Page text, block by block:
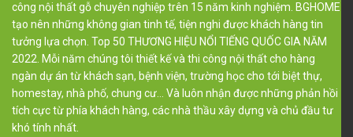
công nội thất gỗ chuyên nghiệp trên 15 năm kinh nghiệm. BGHOME
tạo nên những không gian tinh tế, tiện nghi được khách hàng tin
tưởng lựa chọn. Top 50 THƯƠNG HIỆU NỔI TIẾNG QUỐC GIA NĂM
2022. Mỗi năm chúng tôi thiết kế và thi công nội thất cho hàng
ngàn dự án từ khách sạn, bệnh viện, trường học cho tới biệt thự,
homestay, nhà phố, chung cư… Và luôn nhận được những phản hồi
tích cực từ phía khách hàng, các nhà thầu xây dựng và chủ đầu tư
khó tính nhất.